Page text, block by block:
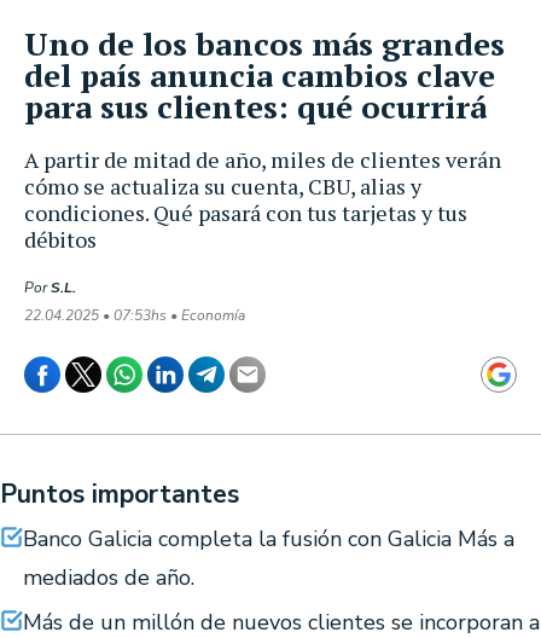
A partir de mitad de año, miles de clientes verán
cómo se actualiza su cuenta, CBU, alias y
condiciones. Qué pasará con tus tarjetas y tus
débitos
PorS.L.
22.04.2025 • 07:53hs • Economía
Uno de los bancos más grandes
del país anuncia cambios clave
para sus clientes: qué ocurrirá
Puntos importantes
Banco Galicia completa la fusión con Galicia Más a
mediados de año.
Más de un millón de nuevos clientes se incorporan a